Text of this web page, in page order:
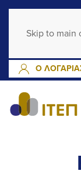
Skip to main
Ο